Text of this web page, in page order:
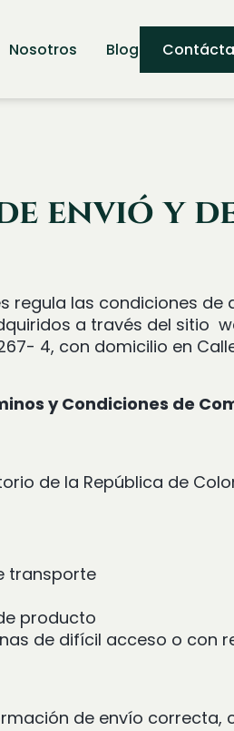
Nosotros Blog
envió y
regula las condiciones
a través del sitio
4, con domicilio en
y Condiciones de
de la República de
transporte
producto
de difícil acceso o
de envío correcta,